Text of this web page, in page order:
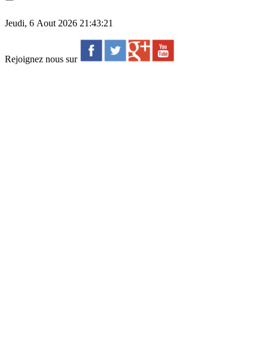
Jeudi, 6 Aout 2026 21:43:21
Rejoignez nous sur